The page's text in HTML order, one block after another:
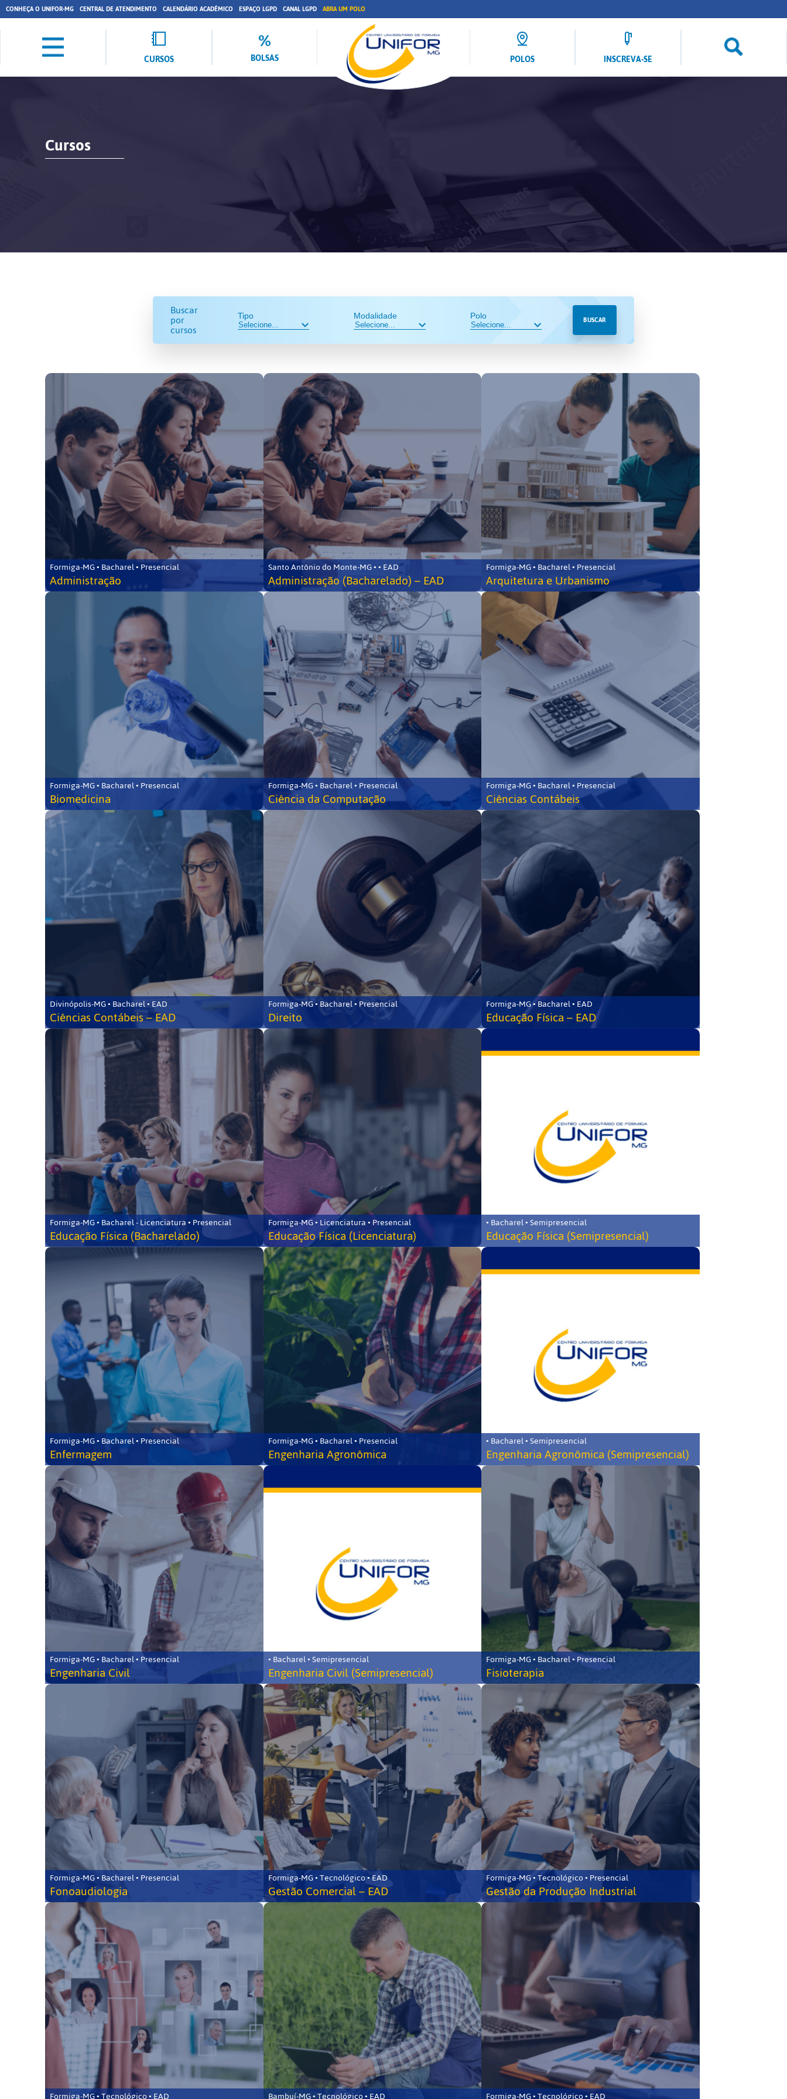
CONHEÇA O UNIFOR-MG CENTRAL DE ATENDIMENTO CALENDÁRIO ACADÊMICO ESPAÇO LGPD CANAL LGPD ABRA UM POLO
CURSOS BOLSAS POLOS INSCREVA-SE
Cursos
Buscar
por
cursos
Tipo Modalidade Polo BUSCAR
Formiga-MG • Bacharel • Presencial
Administração
Santo Antônio do Monte-MG • • EAD
Administração (Bacharelado) – EAD
Formiga-MG • Bacharel • Presencial
Arquitetura e Urbanismo
Formiga-MG • Bacharel • Presencial
Biomedicina
Formiga-MG • Bacharel • Presencial
Ciência da Computação
Formiga-MG • Bacharel • Presencial
Ciências Contábeis
Divinópolis-MG • Bacharel • EAD
Ciências Contábeis – EAD
Formiga-MG • Bacharel • Presencial
Direito
Formiga-MG • Bacharel • EAD
Educação Física – EAD
Formiga-MG • Bacharel - Licenciatura • Presencial
Educação Física (Bacharelado)
Formiga-MG • Licenciatura • Presencial
Educação Física (Licenciatura)
• Bacharel • Semipresencial
Educação Física (Semipresencial)
Formiga-MG • Bacharel • Presencial
Enfermagem
Formiga-MG • Bacharel • Presencial
Engenharia Agronômica
• Bacharel • Semipresencial
Engenharia Agronômica (Semipresencial)
Formiga-MG • Bacharel • Presencial
Engenharia Civil
• Bacharel • Semipresencial
Engenharia Civil (Semipresencial)
Formiga-MG • Bacharel • Presencial
Fisioterapia
Formiga-MG • Bacharel • Presencial
Fonoaudiologia
Formiga-MG • Tecnológico • EAD
Gestão Comercial – EAD
Formiga-MG • Tecnológico • Presencial
Gestão da Produção Industrial